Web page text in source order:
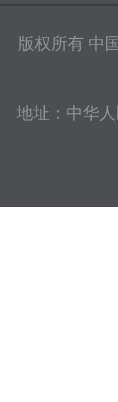
版权所有 中
地址：中华